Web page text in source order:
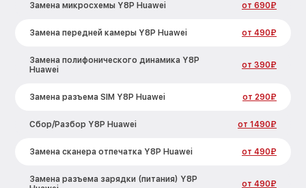
Замена микросхемы Y8P Huawei от 690₽
Замена передней камеры Y8P Huawei от 490₽
Замена полифонического динамика Y8P
Huawei
от 390₽
Замена разъема SIM Y8P Huawei от 290₽
Сбор/Разбор Y8P Huawei от 1490₽
Замена сканера отпечатка Y8P Huawei от 490₽
Замена разъема зарядки (питания) Y8P
от 490₽